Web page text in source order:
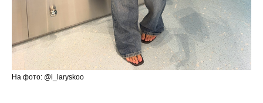
На фото: @i_laryskoo